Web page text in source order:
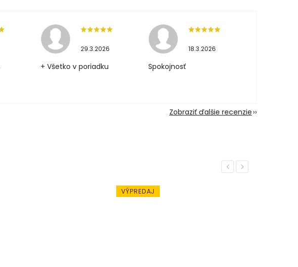
29.3.2026
+ Všetko v poriadku
18.3.2026
Spokojnosť
Zobraziť ďalšie recenzie
Previous
VÝPREDAJ
Next